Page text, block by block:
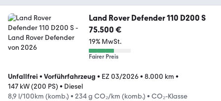
Land Rover Defender 110 D200 S
75.500 €
19% MwSt.
Fairer Preis
Unfallfrei • Vorführfahrzeug • EZ 03/2026• 8.000 km •
147 kW (200 PS) • Diesel
8,9 l/100km (komb.) • 234 g CO₂/km (komb.) • CO₂-Klasse